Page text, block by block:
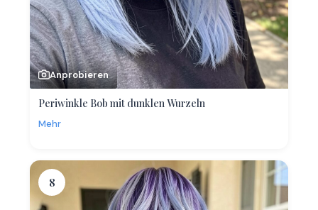
Anprobieren
Periwinkle Bob mit dunklen Wurzeln
Mehr
8